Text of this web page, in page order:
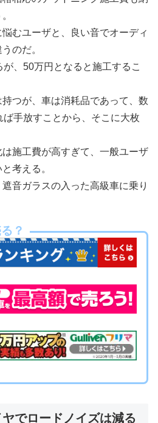
むユーザと、良い音でオーディ
のだ。
、50万円となると施工するこ
つが、車は消耗品であって、数
手放すことから、そこに大枚
施工費が高すぎて、一般ユーザ
考える。
音ガラスの入った高級車に乗り
？
でロードノイズは減る